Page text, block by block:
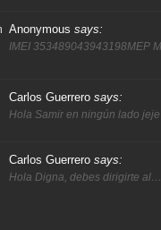
Anonymous says:
IMEI 353489043943198MEP
Carlos Guerrero says:
Hola Samir en ningún lado
Carlos Guerrero says:
Hola Digna, debes dirigirte al…